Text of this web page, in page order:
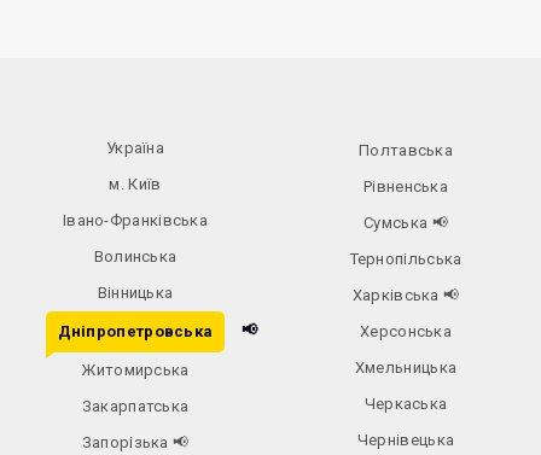
Україна
м. Київ
Івано-Франківська
Волинська
Вінницька
Дніпропетровська 📢
Житомирська
Закарпатська
Запорізька 📢
Полтавська
Рівненська
Сумська 📢
Тернопільська
Харківська 📢
Херсонська
Хмельницька
Черкаська
Чернівецька